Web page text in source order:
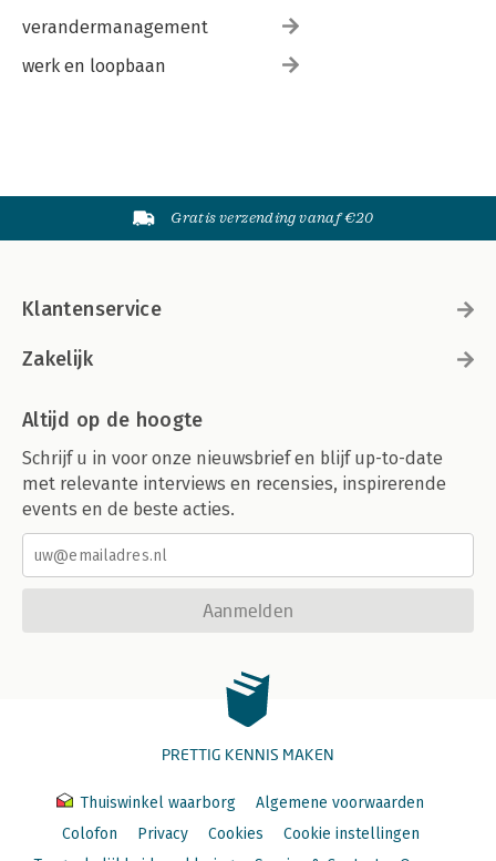
verandermanagement
werk en loopbaan
Gratis verzending vanaf €20
Klantenservice
Zakelijk
Altijd op de hoogte
Schrijf u in voor onze nieuwsbrief en blijf up-to-date
met relevante interviews en recensies, inspirerende
events en de beste acties.
Aanmelden
PRETTIG KENNIS MAKEN
Thuiswinkel waarborg
Algemene voorwaarden
Colofon
Privacy Cookies
Cookie instellingen